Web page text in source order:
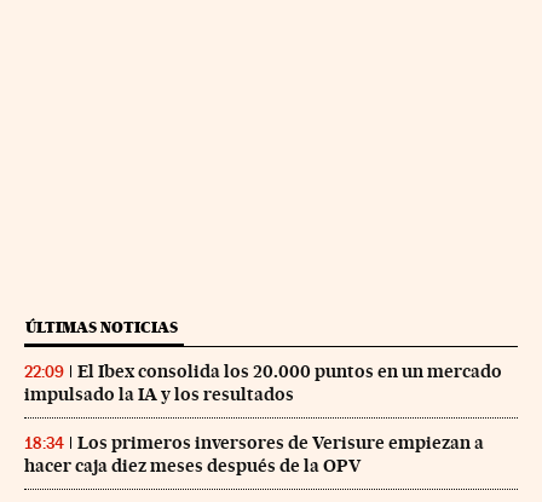
ÚLTIMAS NOTICIAS
22:09
El Ibex consolida los 20.000 puntos en un mercado
impulsado la IA y los resultados
18:34
Los primeros inversores de Verisure empiezan a
hacer caja diez meses después de la OPV